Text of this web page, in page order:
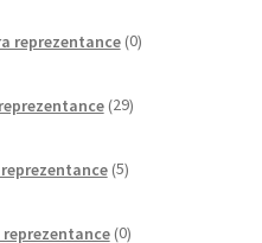
reprezentance 0izdelkov
29izdelkov
5izdelkov
0